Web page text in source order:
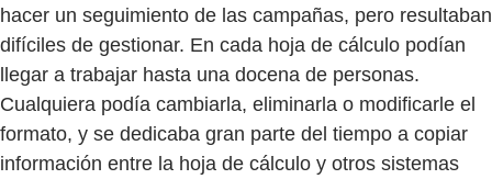
hacer un seguimiento de las campañas, pero resultaban
difíciles de gestionar. En cada hoja de cálculo podían
llegar a trabajar hasta una docena de personas.
Cualquiera podía cambiarla, eliminarla o modificarle el
formato, y se dedicaba gran parte del tiempo a copiar
información entre la hoja de cálculo y otros sistemas